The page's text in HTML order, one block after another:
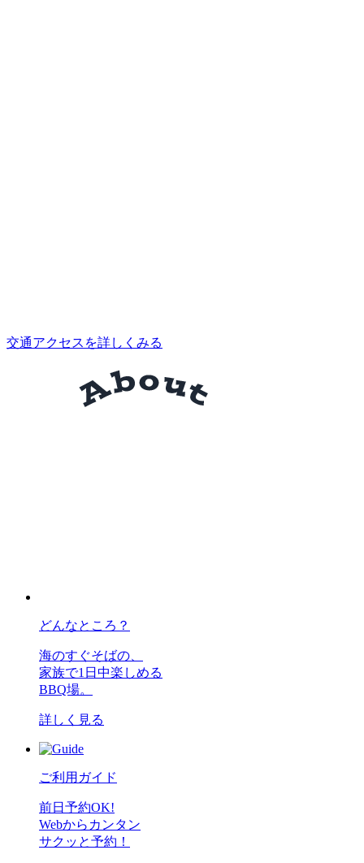
交通アクセスを詳しくみる
どんなところ？
海のすぐそばの、
家族で1日中楽しめる
BBQ場。
詳しく見る
ご利用ガイド
前日予約OK!
Webからカンタン
サクッと予約！